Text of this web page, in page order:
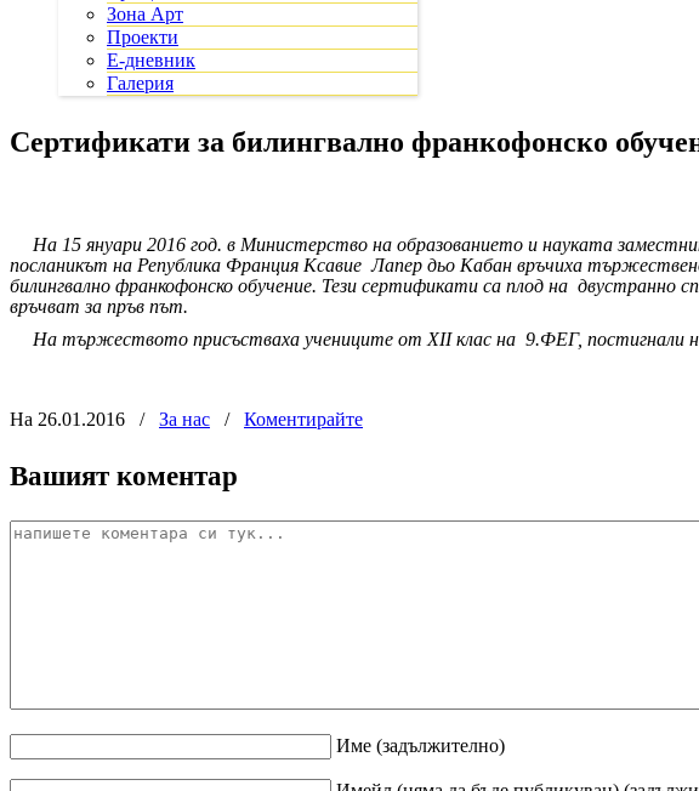
Зона Арт
Проекти
Е-дневник
Галерия
Сертификати за билингвално франкофонско
На 15 януари 2016 год. в Министерство на образованието и науката
посланикът на Република Франция Ксавие Лапер дьо Кабан връчиха
билингвално франкофонско обучение. Тези сертификати са плод на двустранно
връчват за пръв път.
На тържеството присъстваха учениците от XII клас на 9.ФЕГ, постигнали
На 26.01.2016 / За нас / Коментирайте
Вашият коментар
Име (задължително)